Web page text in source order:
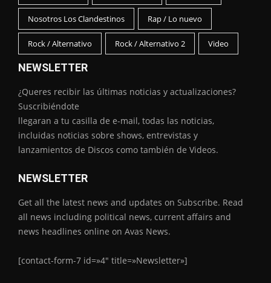
Nosotros Los Clandestinos Rap / Lo nuevo
Rock / Alternativo Rock / Alternativo 2 Video
NEWSLETTER
¿Queres recibir las últimas noticias y actualizaciones?
Suscribiéndote
llegaran a tu casilla de e-mail, todas las noticias,
incluidas noticias sobre shows, entrevistas y
lanzamientos de Discos como también de Videos.
NEWSLETTER
Get all the latest news and updates on Subscribe. Read
all news including political news, current affairs and
news headlines online on Avas News.
[contact-form-7 id=»4″ title=»Newsletter»]